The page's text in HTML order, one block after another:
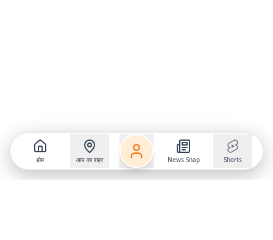
होम आप का शहर News Snap Shorts